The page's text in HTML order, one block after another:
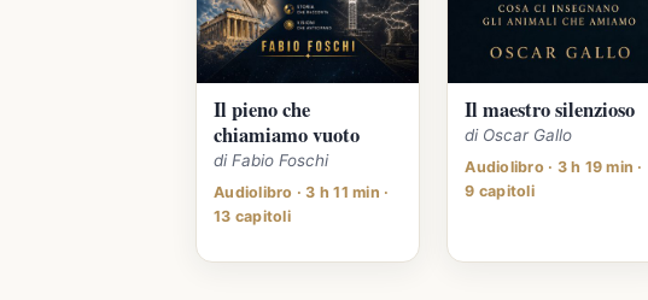
Il pieno che
chiamiamo vuoto
di Fabio Foschi
Audiolibro · 3 h 11 min ·
13 capitoli
Il maestro silenzioso
di Oscar Gallo
Audiolibro · 3 h 19 min ·
9 capitoli